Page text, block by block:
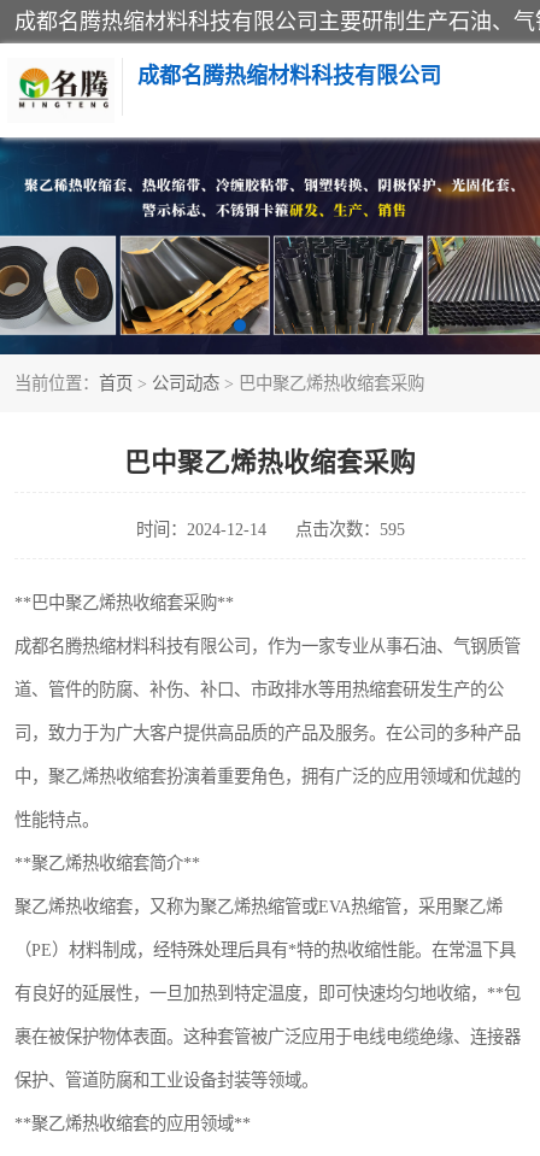
成都名腾热缩材料科技有限公司
当前位置： 首页 > 公司动态 > 巴中聚乙烯热收缩套采购
巴中聚乙烯热收缩套采购
时间：2024-12-14 点击次数：595
**巴中聚乙烯热收缩套采购**
成都名腾热缩材料科技有限公司，作为一家专业从事石油、气钢质管
道、管件的防腐、补伤、补口、市政排水等用热缩套研发生产的公
司，致力于为广大客户提供高品质的产品及服务。在公司的多种产品
中，聚乙烯热收缩套扮演着重要角色，拥有广泛的应用领域和优越的
性能特点。
**聚乙烯热收缩套简介**
聚乙烯热收缩套，又称为聚乙烯热缩管或EVA热缩管，采用聚乙烯
（PE）材料制成，经特殊处理后具有*特的热收缩性能。在常温下具
有良好的延展性，一旦加热到特定温度，即可快速均匀地收缩，**包
裹在被保护物体表面。这种套管被广泛应用于电线电缆绝缘、连接器
保护、管道防腐和工业设备封装等领域。
**聚乙烯热收缩套的应用领域**
热收缩套（闭口套）
热收缩缠绕带
冷缠胶粘带
燃气管网钢塑转换过渡接头